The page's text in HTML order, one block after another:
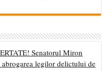
Senatorul Miron
legilor delictului de